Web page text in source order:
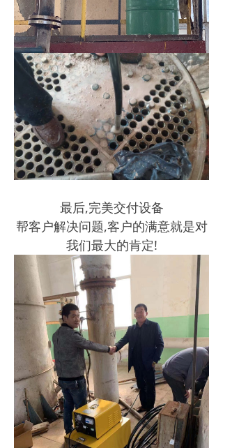
最后,完美交付设备
帮客户解决问题,客户的满意就是对
我们最大的肯定!